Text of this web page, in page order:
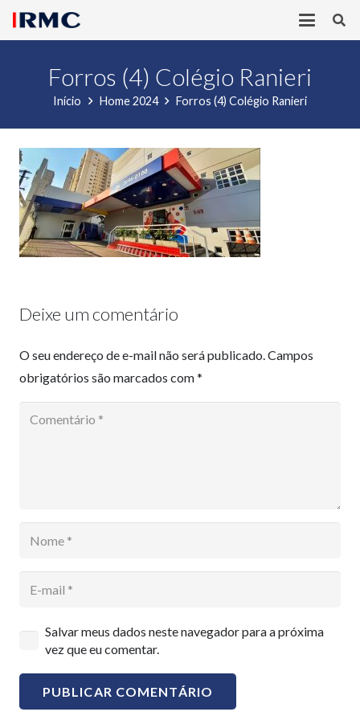
Forros (4) Colégio Ranieri
Início Home 2024 Forros (4) Colégio Ranieri
Deixe um comentário
O seu endereço de e-mail não será publicado.Campos
obrigatórios são marcados com*
Salvar meus dados neste navegador para a próxima
vez que eu comentar.
PUBLICAR COMENTÁRIO